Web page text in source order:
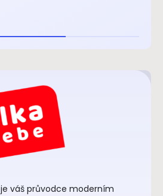
je váš průvodce moderním